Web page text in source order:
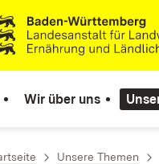
springen
zur Startseite
Wir über uns
Unsere Themen